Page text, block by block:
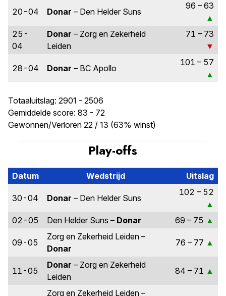
20-04 Donar – Den Helder Suns
96 – 63
25-
04
Donar – Zorg en Zekerheid
Leiden
71 – 73
28-04 Donar – BC Apollo
101 – 57
Totaaluitslag: 2901 - 2506
Gemiddelde score: 83 - 72
Gewonnen/Verloren 22 / 13 (63% winst)
Play-offs
Datum Wedstrijd Uitslag
30-04 Donar – Den Helder Suns
102 – 52
02-05 Den Helder Suns – Donar 69 – 75
09-05
Zorg en Zekerheid Leiden –
Donar
76 – 77
11-05
Donar – Zorg en Zekerheid
Leiden
84 – 71
Zorg en Zekerheid Leiden –